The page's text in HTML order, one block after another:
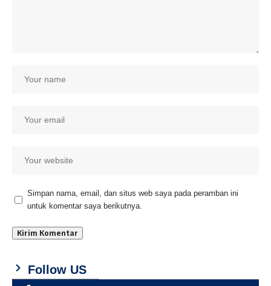
Simpan nama, email, dan situs web saya pada peramban ini
untuk komentar saya berikutnya.
Follow US